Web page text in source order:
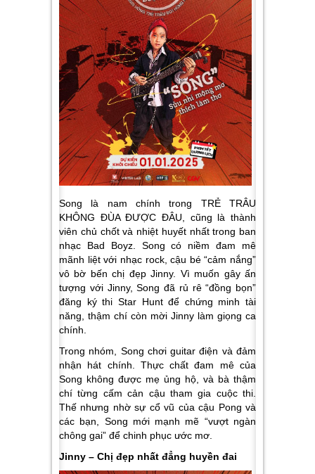
Song là nam chính trong TRẺ TRÂU
KHÔNG ĐÙA ĐƯỢC ĐÂU, cũng là thành
viên chủ chốt và nhiệt huyết nhất trong ban
nhạc Bad Boyz. Song có niềm đam mê
mãnh liệt với nhạc rock, cậu bé “cảm nắng”
vô bờ bến chị đẹp Jinny. Vì muốn gây ấn
tượng với Jinny, Song đã rủ rê “đồng bọn”
đăng ký thi Star Hunt để chứng minh tài
năng, thậm chí còn mời Jinny làm giọng ca
chính.
Trong nhóm, Song chơi guitar điện và đảm
nhận hát chính. Thực chất đam mê của
Song không được mẹ ủng hộ, và bà thậm
chí từng cấm cản cậu tham gia cuộc thi.
Thế nhưng nhờ sự cổ vũ của cậu Pong và
các bạn, Song mới mạnh mẽ “vượt ngàn
chông gai” để chinh phục ước mơ.
Jinny – Chị đẹp nhất đẳng huyền đai